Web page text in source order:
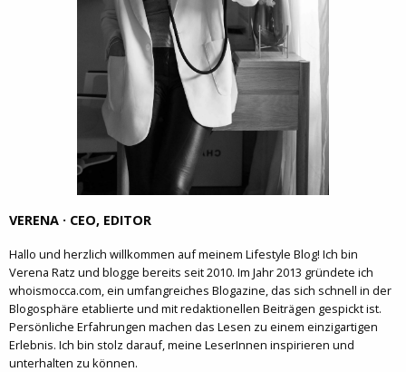
VERENA · CEO, EDITOR
Hallo und herzlich willkommen auf meinem Lifestyle Blog! Ich bin
Verena Ratz und blogge bereits seit 2010. Im Jahr 2013 gründete ich
whoismocca.com, ein umfangreiches Blogazine, das sich schnell in der
Blogosphäre etablierte und mit redaktionellen Beiträgen gespickt ist.
Persönliche Erfahrungen machen das Lesen zu einem einzigartigen
Erlebnis. Ich bin stolz darauf, meine LeserInnen inspirieren und
unterhalten zu können.